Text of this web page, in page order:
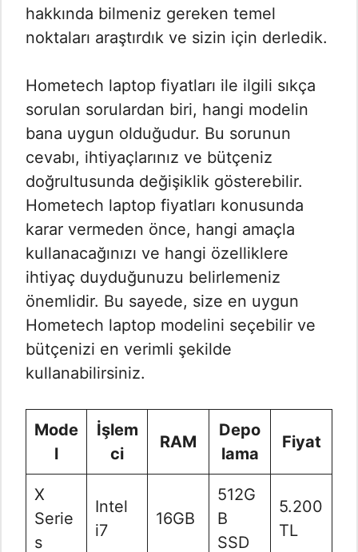
hakkında bilmeniz gereken temel
noktaları araştırdık ve sizin için derledik.
Hometech laptop fiyatları ile ilgili sıkça
sorulan sorulardan biri, hangi modelin
bana uygun olduğudur. Bu sorunun
cevabı, ihtiyaçlarınız ve bütçeniz
doğrultusunda değişiklik gösterebilir.
Hometech laptop fiyatları konusunda
karar vermeden önce, hangi amaçla
kullanacağınızı ve hangi özelliklere
ihtiyaç duyduğunuzu belirlemeniz
önemlidir. Bu sayede, size en uygun
Hometech laptop modelini seçebilir ve
bütçenizi en verimli şekilde
kullanabilirsiniz.
Mode
l
İşlem
ci
RAM
Depo
lama
Fiyat
X
Serie
s
Intel
i7
16GB
512G
B
SSD
5.200
TL